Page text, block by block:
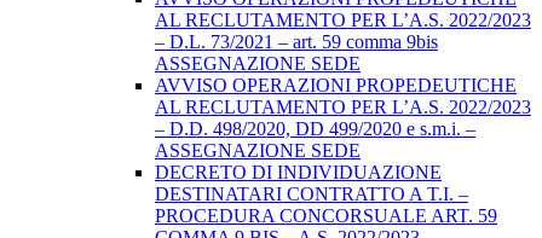
AL RECLUTAMENTO PER L’A.S. 2022/2023
– D.L. 73/2021 – art. 59 comma 9bis
ASSEGNAZIONE SEDE
AVVISO OPERAZIONI PROPEDEUTICHE
AL RECLUTAMENTO PER L’A.S. 2022/2023
– D.D. 498/2020, DD 499/2020 e s.m.i. –
ASSEGNAZIONE SEDE
DECRETO DI INDIVIDUAZIONE
DESTINATARI CONTRATTO A T.I. –
PROCEDURA CONCORSUALE ART. 59